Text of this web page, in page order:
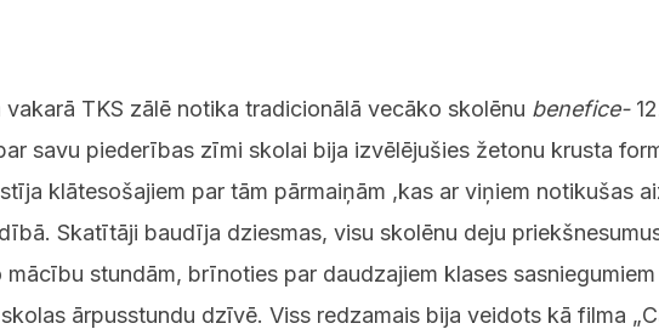
vakarā TKS zālē notika tradicionālā vecāko skolēnu benefice-
savu piederības zīmi skolai bija izvēlējušies žetonu krusta
klātesošajiem par tām pārmaiņām ,kas ar viņiem notikušas
Skatītāji baudīja dziesmas, visu skolēnu deju
mācību stundām, brīnoties par daudzajiem klases
ārpusstundu dzīvē. Viss redzamais bija veidots kā filma